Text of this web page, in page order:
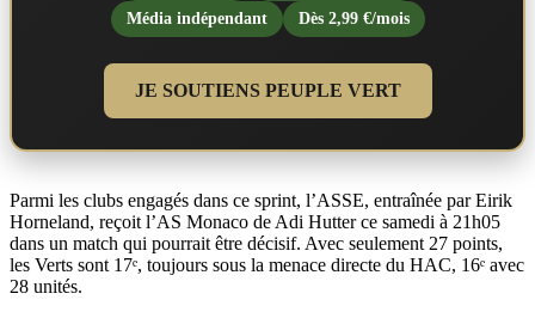
Média indépendant
Dès 2,99 €/mois
JE SOUTIENS PEUPLE VERT
Parmi les clubs engagés dans ce sprint, l’ASSE, entraînée par Eirik
Horneland, reçoit l’AS Monaco de Adi Hutter ce samedi à 21h05
dans un match qui pourrait être décisif. Avec seulement 27 points,
les Verts sont 17ᵉ, toujours sous la menace directe du HAC, 16ᵉ avec
28 unités.